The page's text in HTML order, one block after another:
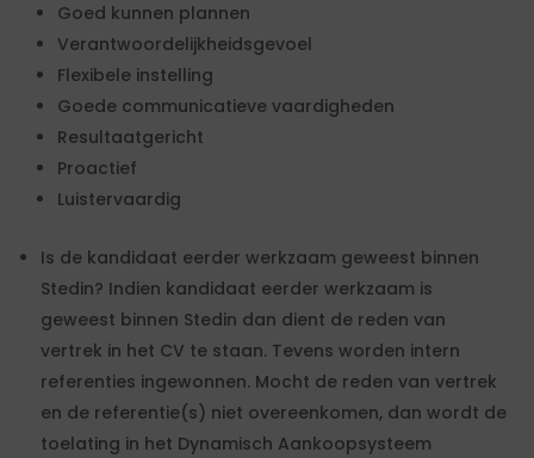
Goed kunnen plannen
Verantwoordelijkheidsgevoel
Flexibele instelling
Goede communicatieve vaardigheden
Resultaatgericht
Proactief
Luistervaardig
Is de kandidaat eerder werkzaam geweest binnen
Stedin? Indien kandidaat eerder werkzaam is
geweest binnen Stedin dan dient de reden van
vertrek in het CV te staan. Tevens worden intern
referenties ingewonnen. Mocht de reden van vertrek
en de referentie(s) niet overeenkomen, dan wordt de
toelating in het Dynamisch Aankoopsysteem